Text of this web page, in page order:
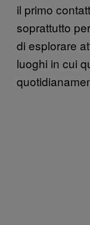
il primo
soprattutto
di esplorare
luoghi in cui